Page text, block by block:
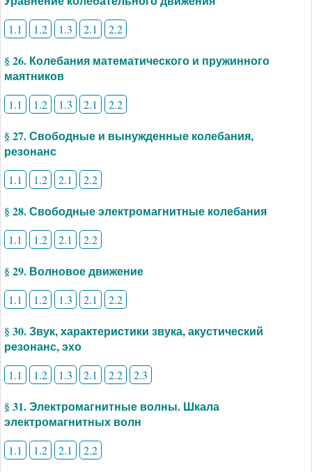
1.1 1.2 1.3 2.1 2.2
§ 26. Колебания математического и пружинного
маятников
1.1 1.2 1.3 2.1 2.2
§ 27. Свободные и вынужденные колебания,
резонанс
1.1 1.2 2.1 2.2
§ 28. Свободные электромагнитные колебания
1.1 1.2 2.1 2.2
§ 29. Волновое движение
1.1 1.2 1.3 2.1 2.2
§ 30. Звук, характеристики звука, акустический
резонанс, эхо
1.1 1.2 1.3 2.1 2.2 2.3
§ 31. Электромагнитные волны. Шкала
электромагнитных волн
1.1 1.2 2.1 2.2